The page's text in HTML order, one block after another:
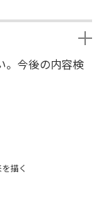
。今後の内容検
描く